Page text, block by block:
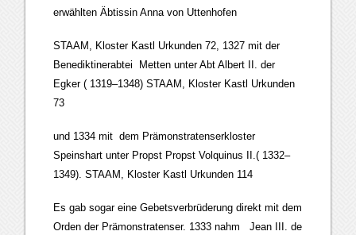
erwählten Äbtissin Anna von Uttenhofen
STAAM, Kloster Kastl Urkunden 72, 1327 mit der
Benediktinerabtei Metten unter Abt Albert II. der
Egker ( 1319–1348) STAAM, Kloster Kastl Urkunden
73
und 1334 mit dem Prämonstratenserkloster
Speinshart unter Propst Propst Volquinus II.( 1332–
1349). STAAM, Kloster Kastl Urkunden 114
Es gab sogar eine Gebetsverbrüderung direkt mit dem
Orden der Prämonstratenser. 1333 nahm Jean III. de